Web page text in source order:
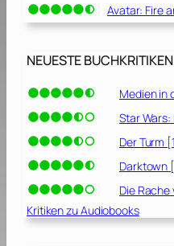
Avatar: Fire
NEUESTE BUCHKRITIKEN
Medien in
Star
Der Turm
Darktown
Die
Kritiken zu Audiobooks